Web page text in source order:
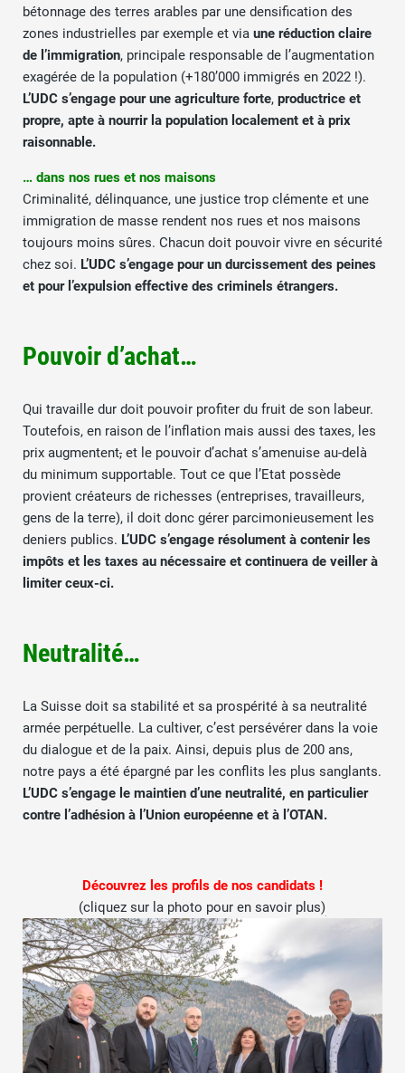
bétonnage des terres arables par une densification des
zones industrielles par exemple et via une réduction claire
de l’immigration, principale responsable de l’augmentation
exagérée de la population (+180’000 immigrés en 2022 !).
L’UDC s’engage pour une agriculture forte, productrice et
propre, apte à nourrir la population localement et à prix
raisonnable.
… dans nos rues et nos maisons
Criminalité, délinquance, une justice trop clémente et une
immigration de masse rendent nos rues et nos maisons
toujours moins sûres. Chacun doit pouvoir vivre en sécurité
chez soi. L’UDC s’engage pour un durcissement des peines
et pour l’expulsion effective des criminels étrangers.
Pouvoir d’achat…
Qui travaille dur doit pouvoir profiter du fruit de son labeur.
Toutefois, en raison de l’inflation mais aussi des taxes, les
prix augmentent, et le pouvoir d’achat s’amenuise au-delà
du minimum supportable. Tout ce que l’Etat possède
provient créateurs de richesses (entreprises, travailleurs,
gens de la terre), il doit donc gérer parcimonieusement les
deniers publics. L’UDC s’engage résolument à contenir les
impôts et les taxes au nécessaire et continuera de veiller à
limiter ceux-ci.
Neutralité…
La Suisse doit sa stabilité et sa prospérité à sa neutralité
armée perpétuelle. La cultiver, c’est persévérer dans la voie
du dialogue et de la paix. Ainsi, depuis plus de 200 ans,
notre pays a été épargné par les conflits les plus sanglants.
L’UDC s’engage le maintien d’une neutralité, en particulier
contre l’adhésion à l’Union européenne et à l’OTAN.
Découvrez les profils de nos candidats !
(cliquez sur la photo pour en savoir plus)